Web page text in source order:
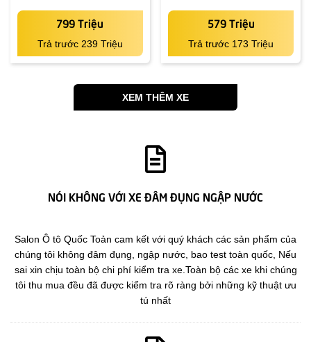
799 Triệu
Trả trước 239 Triệu
579 Triệu
Trả trước 173 Triệu
XEM THÊM XE
NÓI KHÔNG VỚI XE ĐÂM ĐỤNG NGẬP NƯỚC
Salon Ô tô Quốc Toản cam kết với quý khách các sản phẩm của
chúng tôi không đâm đụng, ngập nước, bao test toàn quốc, Nếu
sai xin chịu toàn bộ chi phí kiểm tra xe.Toàn bộ các xe khi chúng
tôi thu mua đều đã được kiểm tra rõ ràng bởi những kỹ thuật ưu
tú nhất